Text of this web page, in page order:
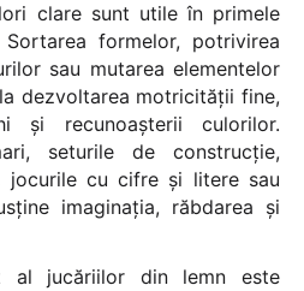
clare sunt utile în primele
formelor, potrivirea
sau mutarea elementelor
dezvoltarea motricității fine,
și recunoașterii culorilor.
seturile de construcție,
jocurile cu cifre și litere sau
imaginația, răbdarea și
al jucăriilor din lemn este